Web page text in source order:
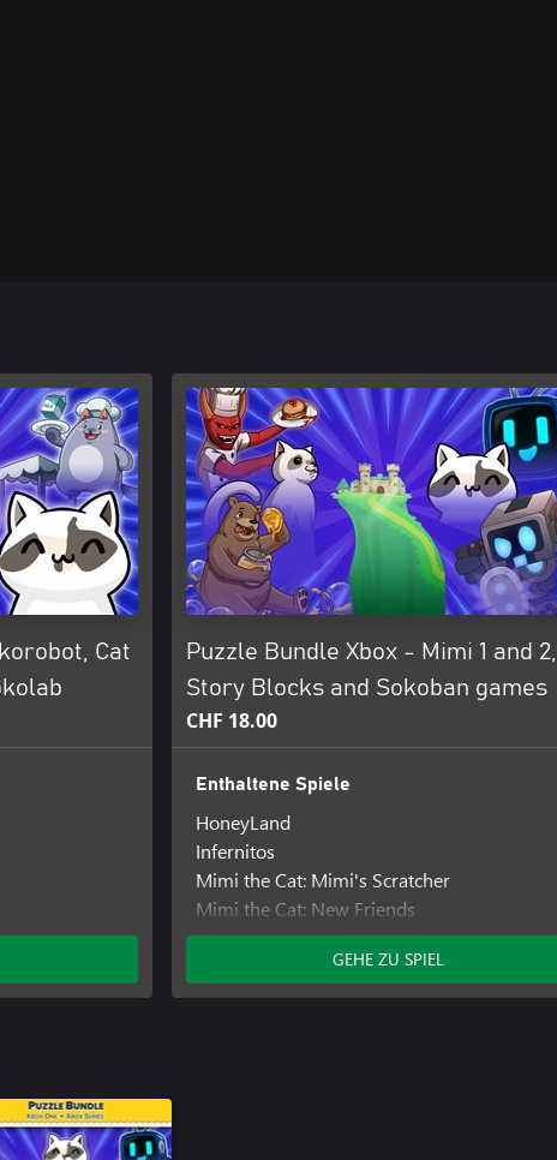
Cat
Puzzle Bundle Xbox - Mimi 1 and 2,
Story Blocks and Sokoban games
CHF 18.00
Enthaltene Spiele
HoneyLand
Infernitos
Mimi the Cat: Mimi's Scratcher
Mimi the Cat: New Friends
Sokolab
Storyblocks: The King
GEHE ZU SPIEL